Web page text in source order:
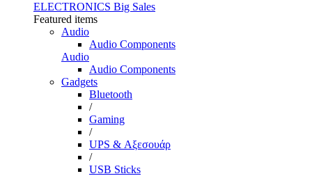
ELECTRONICS Big Sales
Featured items
Audio
Audio Components
Audio
Audio Components
Gadgets
Bluetooth
/
Gaming
/
UPS & Αξεσουάρ
/
USB Sticks